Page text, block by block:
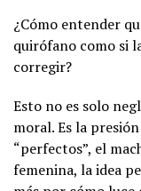
¿Cómo entender
quirófano como si
corregir?
Esto no es solo
moral. Es la
“perfectos”, el
femenina, la idea